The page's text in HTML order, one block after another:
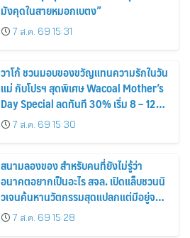
มังคุดในสายหมอกเบตง”
7 ส.ค. 69 15:31
วาโก้ ชวนมอบของขวัญแทนความรักในวัน
แม่ กับโปรฯ สุดพิเศษ Wacoal Mother’s
Day Special ลดทันที 30% เริ่ม 8 – 12
สิงหาคม 2569
7 ส.ค. 69 15:30
สนามลองของ สำหรับคนที่ยังไม่รู้ว่า
อนาคตอยากเป็นอะไร สจล. เปิดแล็บชวนนิ
วเจนค้นหานวัตกรรมสุดแปลกแต่มีอยู่จริง
พร้อมทดลองสกิลใหม่และค้นหาคณะที่ใช่
ใน “KMITL EXPO 2026”
7 ส.ค. 69 15:28